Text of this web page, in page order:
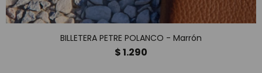
BILLETERA PETRE POLANCO - Marrón
$1.290